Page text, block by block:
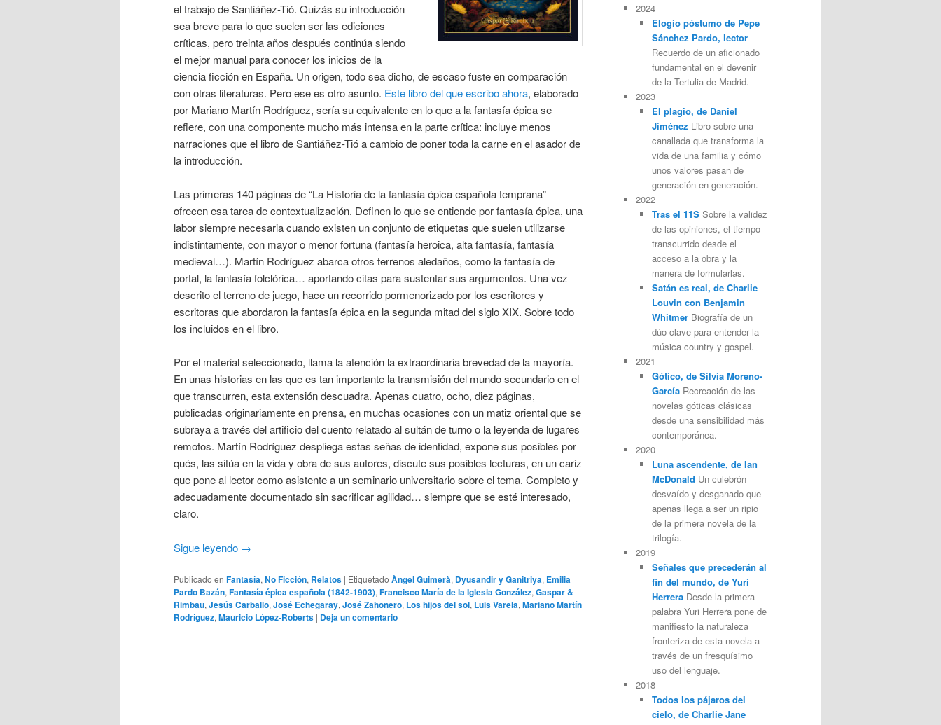
el trabajo de Santiáñez-Tió. Quizás su introducción
sea breve para lo que suelen ser las ediciones
críticas, pero treinta años después continúa siendo
el mejor manual para conocer los inicios de la
ciencia ficción en España. Un origen, todo sea dicho, de escaso fuste en comparación
con otras literaturas. Pero ese es otro asunto. Este libro del que escribo ahora, elaborado
por Mariano Martín Rodríguez, sería su equivalente en lo que a la fantasía épica se
refiere, con una componente mucho más intensa en la parte crítica: incluye menos
narraciones que el libro de Santiáñez-Tió a cambio de poner toda la carne en el asador de
la introducción.
Las primeras 140 páginas de “La Historia de la fantasía épica española temprana”
ofrecen esa tarea de contextualización. Definen lo que se entiende por fantasía épica, una
labor siempre necesaria cuando existen un conjunto de etiquetas que suelen utilizarse
indistintamente, con mayor o menor fortuna (fantasía heroica, alta fantasía, fantasía
medieval…). Martín Rodríguez abarca otros terrenos aledaños, como la fantasía de
portal, la fantasía folclórica… aportando citas para sustentar sus argumentos. Una vez
descrito el terreno de juego, hace un recorrido pormenorizado por los escritores y
escritoras que abordaron la fantasía épica en la segunda mitad del siglo XIX. Sobre todo
los incluidos en el libro.
Por el material seleccionado, llama la atención la extraordinaria brevedad de la mayoría.
En unas historias en las que es tan importante la transmisión del mundo secundario en el
que transcurren, esta extensión descuadra. Apenas cuatro, ocho, diez páginas,
publicadas originariamente en prensa, en muchas ocasiones con un matiz oriental que se
subraya a través del artificio del cuento relatado al sultán de turno o la leyenda de lugares
remotos. Martín Rodríguez despliega estas señas de identidad, expone sus posibles por
qués, las sitúa en la vida y obra de sus autores, discute sus posibles lecturas, en un cariz
que pone al lector como asistente a un seminario universitario sobre el tema. Completo y
adecuadamente documentado sin sacrificar agilidad… siempre que se esté interesado,
claro.
Sigue leyendo →
Publicado en Fantasía, No Ficción, Relatos | Etiquetado Àngel Guimerà, Dyusandir y Ganitriya, Emilia
Pardo Bazán, Fantasía épica española (1842-1903), Francisco María de la Iglesia González, Gaspar &
Rimbau, Jesús Carballo, José Echegaray, José Zahonero, Los hijos del sol, Luis Varela, Mariano Martín
Rodríguez, Mauricio López-Roberts | Deja un comentario
2024
Elogio póstumo de Pepe
Sánchez Pardo, lector
Recuerdo de un aficionado
fundamental en el devenir
de la Tertulia de Madrid.
2023
El plagio, de Daniel
Jiménez Libro sobre una
canallada que transforma la
vida de una familia y cómo
unos valores pasan de
generación en generación.
2022
Tras el 11SSobre la validez
de las opiniones, el tiempo
transcurrido desde el
acceso a la obra y la
manera de formularlas.
Satán es real, de Charlie
Louvin con Benjamin
WhitmerBiografía de un
dúo clave para entender la
música country y gospel.
2021
Gótico, de Silvia Moreno-
GarcíaRecreación de las
novelas góticas clásicas
desde una sensibilidad más
contemporánea.
2020
Luna ascendente, de Ian
McDonald Un culebrón
desvaído y desganado que
apenas llega a ser un ripio
de la primera novela de la
trilogía.
2019
Señales que precederán al
fin del mundo, de Yuri
HerreraDesde la primera
palabra Yuri Herrera pone de
manifiesto la naturaleza
fronteriza de esta novela a
través de un fresquísimo
uso del lenguaje.
2018
Todos los pájaros del
cielo, de Charlie Jane